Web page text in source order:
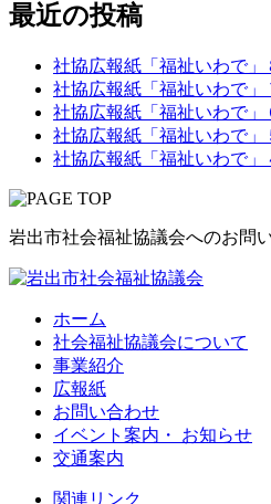
最近の投稿
社協広報紙「福祉いわで」
社協広報紙「福祉いわで」
社協広報紙「福祉いわで」
社協広報紙「福祉いわで」
社協広報紙「福祉いわで」
岩出市社会福祉協議会へのお問
ホーム
社会福祉協議会について
事業紹介
広報紙
お問い合わせ
イベント案内・ お知らせ
交通案内
関連リンク